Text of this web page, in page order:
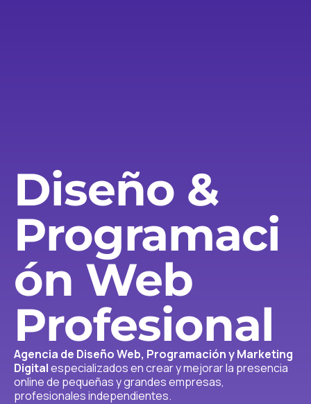
Diseño &
Programaci
ón Web
Profesional
Agencia de Diseño Web, Programación y Marketing
Digitalespecializados en crear y mejorar la presencia
online de pequeñas y grandes empresas,
profesionales independientes.